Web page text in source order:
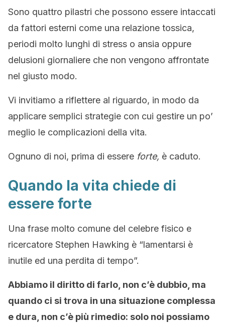
Sono quattro pilastri che possono essere intaccati
da fattori esterni come una relazione tossica,
periodi molto lunghi di stress o ansia oppure
delusioni giornaliere che non vengono affrontate
nel giusto modo.
Vi invitiamo a riflettere al riguardo, in modo da
applicare semplici strategie con cui gestire un po’
meglio le complicazioni della vita.
Ognuno di noi, prima di essere forte, è caduto.
Quando la vita chiede di
essere forte
Una frase molto comune del celebre fisico e
ricercatore Stephen Hawking è “lamentarsi è
inutile ed una perdita di tempo”.
Abbiamo il diritto di farlo, non c’è dubbio, ma
quando ci si trova in una situazione complessa
e dura, non c’è più rimedio: solo noi possiamo